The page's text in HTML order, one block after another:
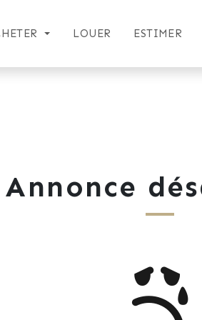
LOUER ESTIMER
Annonce